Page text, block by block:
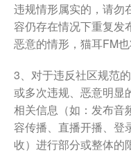
违规情形属实的，请勿
容仍存在情况下重复发
恶意的情形，猫耳FM也
3、对于违反社区规范
或多次违规、恶意明显
相关信息（如：发布音
容传播、直播开播、登
收）进行部分或整体的